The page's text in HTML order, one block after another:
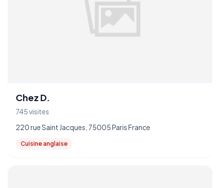
Chez D.
745 visites
220 rue Saint Jacques, 75005 Paris France
Cuisine anglaise